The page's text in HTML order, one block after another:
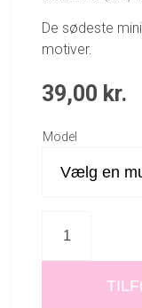
De sødeste
motiver.
39,00 kr.
Model